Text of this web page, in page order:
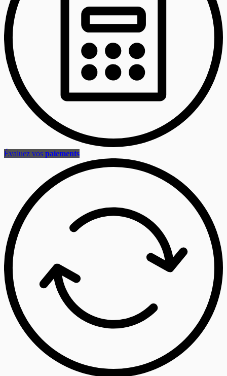
Évaluez vos paiements